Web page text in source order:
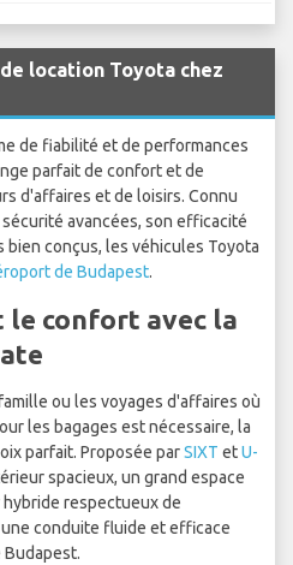
location Toyota chez
de fiabilité et de performances
parfait de confort et de
d'affaires et de loisirs. Connu
avancées, son efficacité
conçus, les véhicules Toyota
de Budapest.
le confort avec la
ou les voyages d'affaires où
les bagages est nécessaire, la
parfait. Proposée parSIXT etU-
spacieux, un grand espace
respectueux de
conduite fluide et efficace
Budapest.